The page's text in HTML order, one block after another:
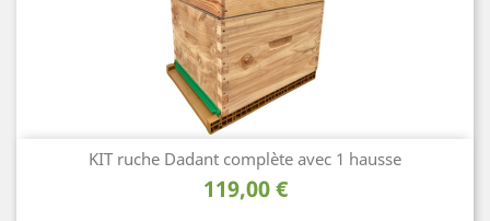
KIT ruche Dadant complète avec 1 hausse
Prix
119,00 €